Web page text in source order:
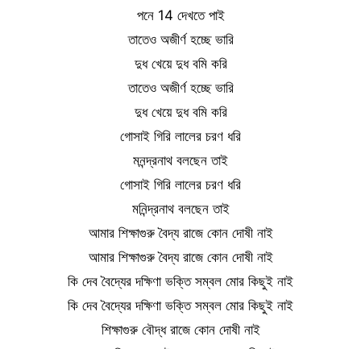
পনে 14 দেখতে পাই
তাতেও অজীর্ণ হচ্ছে ভারি
দুধ খেয়ে দুধ বমি করি
তাতেও অজীর্ণ হচ্ছে ভারি
দুধ খেয়ে দুধ বমি করি
গোসাই গিরি লালের চরণ ধরি
মনন্দ্রনাথ বলছেন তাই
গোসাই গিরি লালের চরণ ধরি
মনিন্দ্রনাথ বলছেন তাই
আমার শিক্ষাগুরু বৈদ্য রাজে কোন দোষী নাই
আমার শিক্ষাগুরু বৈদ্য রাজে কোন দোষী নাই
কি দেব বৈদ্যের দক্ষিণা ভক্তি সম্বল মোর কিছুই নাই
কি দেব বৈদ্যের দক্ষিণা ভক্তি সম্বল মোর কিছুই নাই
শিক্ষাগুরু বৌদ্ধ রাজে কোন দোষী নাই